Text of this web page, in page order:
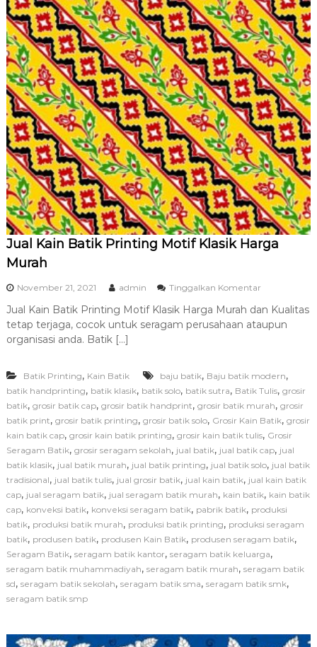
g
d
a
r
i
P
a
b
r
i
k
S
o
l
o
Jual Kain Batik Printing Motif Klasik Harga
Murah
November 21, 2021 admin Tinggalkan Komentarp
d
a
l
K
n
B
a
t
i
k
r
i
n
t
i
n
Jual Kain Batik Printing Motif Klasik Harga Murah dan Kualitas
tetap terjaga, cocok untuk seragam perusahaan ataupun
organisasi anda. Batik […]
Batik Printing, Kain Batik baju batik, Baju batik modern,
batik handprinting, batik klasik, batik solo, batik sutra, Batik Tulis, grosir
batik, grosir batik cap, grosir batik handprint, grosir batik murah, grosir
batik print, grosir batik printing, grosir batik solo, Grosir Kain Batik, grosir
kain batik cap, grosir kain batik printing, grosir kain batik tulis, Grosir
Seragam Batik, grosir seragam sekolah, jual batik, jual batik cap, jual
batik klasik, jual batik murah, jual batik printing, jual batik solo, jual batik
tradisional, jual batik tulis, jual grosir batik, jual kain batik, jual kain batik
cap, jual seragam batik, jual seragam batik murah, kain batik, kain batik
cap, konveksi batik, konveksi seragam batik, pabrik batik, produksi
batik, produksi batik murah, produksi batik printing, produksi seragam
batik, produsen batik, produsen Kain Batik, produsen seragam batik,
Seragam Batik, seragam batik kantor, seragam batik keluarga,
seragam batik muhammadiyah, seragam batik murah, seragam batik
sd, seragam batik sekolah, seragam batik sma, seragam batik smk,
seragam batik smp